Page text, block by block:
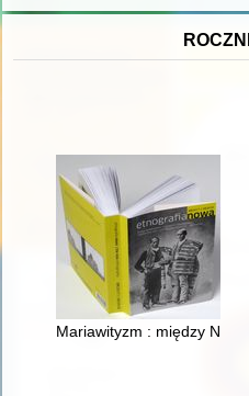
Mariawityzm : między